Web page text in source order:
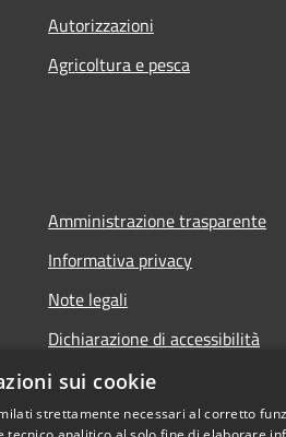
Autorizzazioni
Agricoltura e pesca
Amministrazione trasparente
Informativa privacy
Note legali
Dichiarazione di accessibilità
Piano di miglioramento del sito
sui cookie
strettamente necessari al corretto